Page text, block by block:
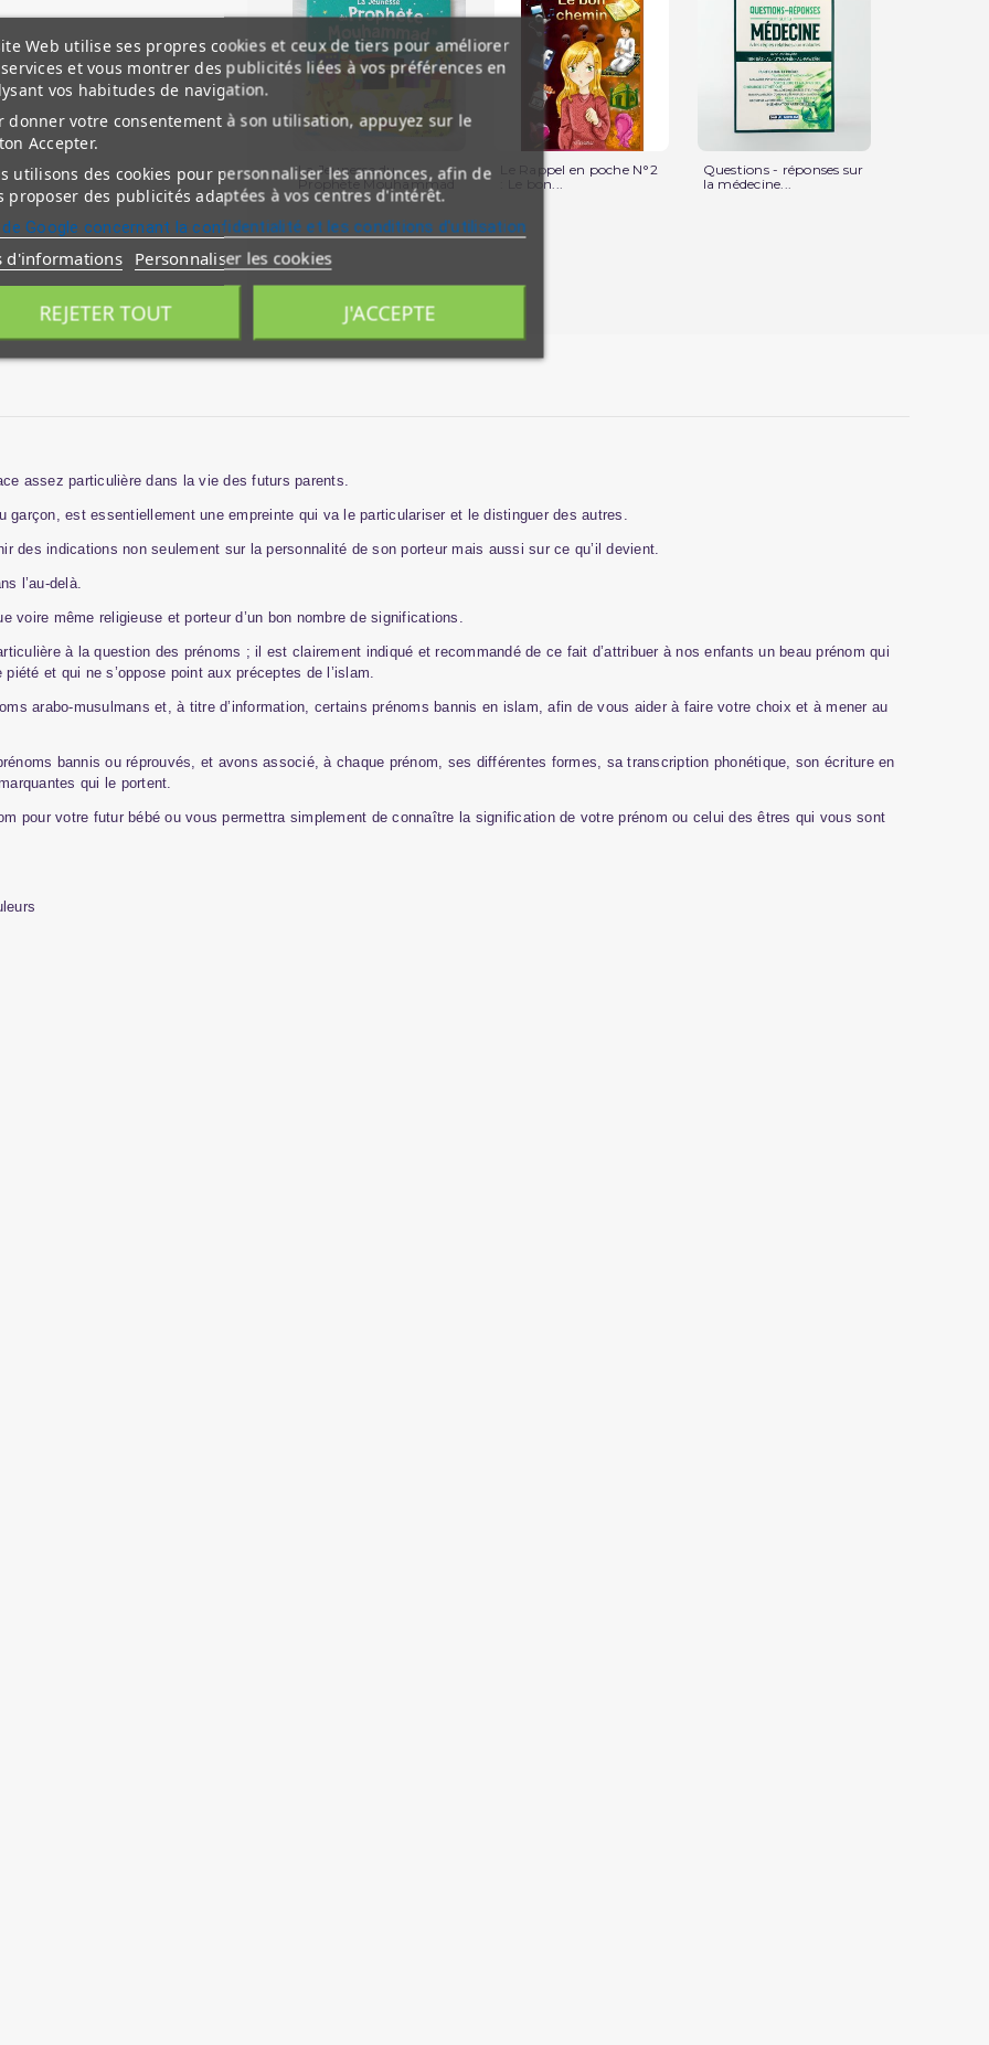
La Jeunesse du
Prophète Mouhammad
-...
Le Rappel en poche N°2
: Le bon...
Questions - réponses sur
la médecine...
assez particulière dans la vie des futurs parents.
est essentiellement une empreinte qui va le particulariser et le distinguer des autres.
des indications non seulement sur la personnalité de son porteur mais aussi sur ce qu’il devient.
l’au-delà.
voire même religieuse et porteur d’un bon nombre de significations.
à la question des prénoms ; il est clairement indiqué et recommandé de ce fait d’attribuer à nos enfants un beau prénom qui
et qui ne s’oppose point aux préceptes de l’islam.
arabo-musulmans et, à titre d’information, certains prénoms bannis en islam, afin de vous aider à faire votre choix et à mener au
bannis ou réprouvés, et avons associé, à chaque prénom, ses différentes formes, sa transcription phonétique, son écriture en
qui le portent.
pour votre futur bébé ou vous permettra simplement de connaître la signification de votre prénom ou celui des êtres qui vous sont
Web utilise ses propres cookies et ceux de tiers pour améliorer
et vous montrer des publicités liées à vos préférences en
vos habitudes de navigation.
donner votre consentement à son utilisation, appuyez sur le
Accepter.
utilisons des cookies pour personnaliser les annonces, afin de
proposer des publicités adaptées à vos centres d'intérêt.
Google concernant la confidentialité et les conditions d'utilisation
d'informations Personnaliser les cookies
REJETER TOUT J'ACCEPTE